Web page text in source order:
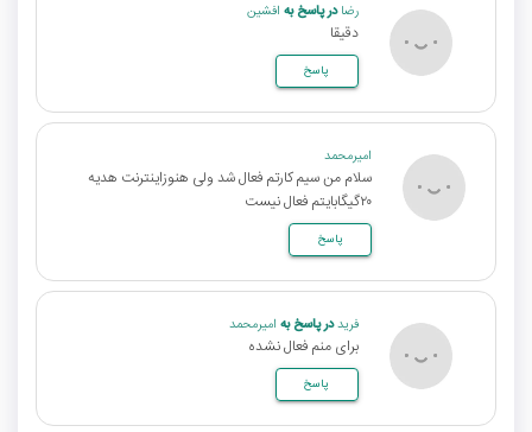
رضادر پاسخ به افشین
دقیقا
پاسخ
امیرمحمد
سلام من سیم کارتم فعال شد ولی هنوزاینترنت هدیه
۲۰گیگابایتم فعال نیست
پاسخ
فریددر پاسخ به امیرمحمد
برای منم فعال نشده
پاسخ